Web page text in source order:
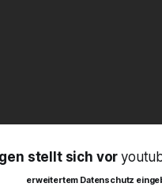
stellt sich vor
erweitertem Datenschutz